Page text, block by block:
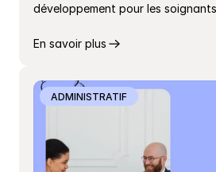
développement pour les
En savoir plus
ADMINISTRATIF